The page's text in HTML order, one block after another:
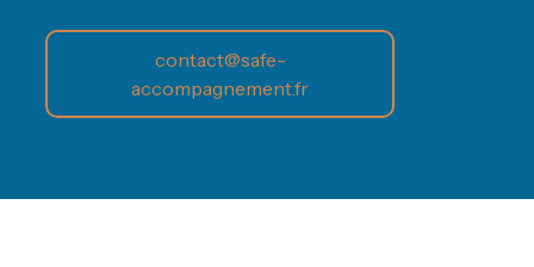
contact@safe-
accompagnement.fr